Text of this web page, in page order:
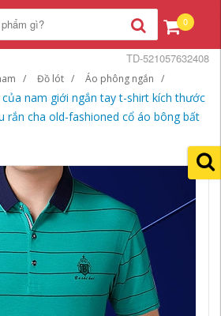
0
Đồ lót Áo phông ngắn
nam giới ngắn tay t-shirt kích thước
rắn cha old-fashioned cổ áo bông bất
TD-521057632408